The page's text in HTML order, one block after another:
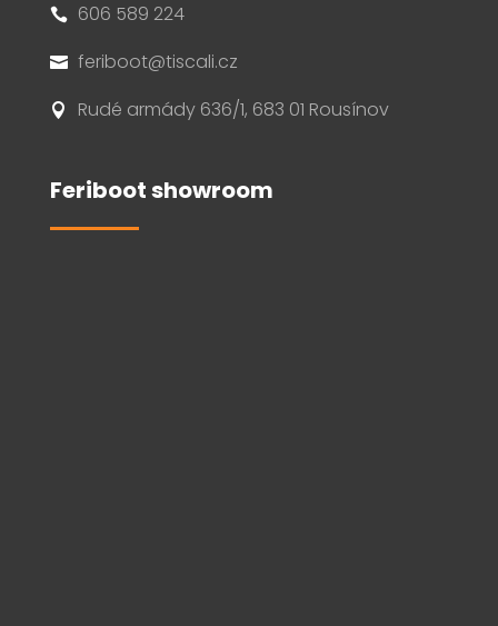
 606 589 224
 feriboot@tiscali.cz
 Rudé armády 636/1, 683 01 Rousínov
Feriboot showroom